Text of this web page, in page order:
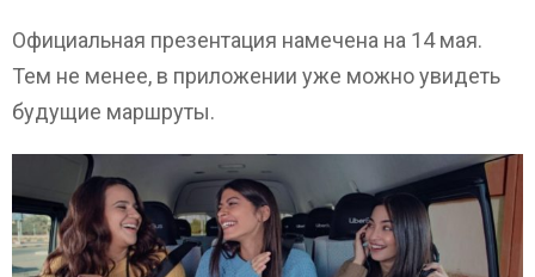
Официальная презентация намечена на 14 мая.
Тем не менее, в приложении уже можно увидеть
будущие маршруты.